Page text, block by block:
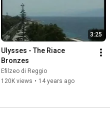
3:25
Ulysses - The Riace
Bronzes
Efilzeo di Reggio
120K views • 14 years ago